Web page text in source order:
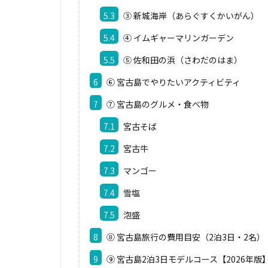
5.3
③ 新城海岸（あらぐすくかいがん）
5.4
④ イムギャーマリンガーデン
5.5
⑤ 佐和田の浜（さわだのはま）
6
⑥ 宮古島でやりたいアクティビティ
7
⑦ 宮古島のグルメ・食べ物
7.1
宮古そば
7.2
宮古牛
7.3
マンゴー
7.4
雪塩
7.5
泡盛
8
⑧ 宮古島旅行の費用目安（2泊3日・2名）
9
⑨ 宮古島2泊3日モデルコース【2026年版